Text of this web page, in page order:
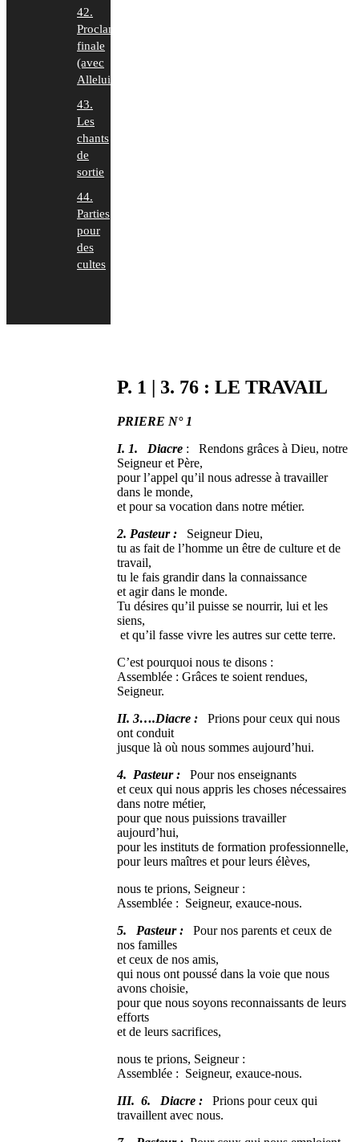
P. 1 | 3. 76 : LE TRAVAIL
PRIERE N° 1
I. 1. Diacre : Rendons grâces à Dieu, notre
Seigneur et Père,
pour l’appel qu’il nous adresse à travailler
dans le monde,
et pour sa vocation dans notre métier.
2. Pasteur : Seigneur Dieu,
tu as fait de l’homme un être de culture et de
travail,
tu le fais grandir dans la connaissance
et agir dans le monde.
Tu désires qu’il puisse se nourrir, lui et les
siens,
et qu’il fasse vivre les autres sur cette terre.
C’est pourquoi nous te disons :
Assemblée : Grâces te soient rendues,
Seigneur.
II. 3….Diacre : Prions pour ceux qui nous
ont conduit
jusque là où nous sommes aujourd’hui.
4. Pasteur : Pour nos enseignants
et ceux qui nous appris les choses nécessaires
dans notre métier,
pour que nous puissions travailler
aujourd’hui,
pour les instituts de formation professionnelle,
pour leurs maîtres et pour leurs élèves,
nous te prions, Seigneur :
Assemblée : Seigneur, exauce-nous.
5. Pasteur : Pour nos parents et ceux de
nos familles
et ceux de nos amis,
qui nous ont poussé dans la voie que nous
avons choisie,
pour que nous soyons reconnaissants de leurs
efforts
et de leurs sacrifices,
nous te prions, Seigneur :
Assemblée : Seigneur, exauce-nous.
III. 6. Diacre : Prions pour ceux qui
travaillent avec nous.
42.
Proclamation
finale
(avec
Alleluia)
43.
Les
chants
de
sortie
44.
Parties
pour
des
cultes